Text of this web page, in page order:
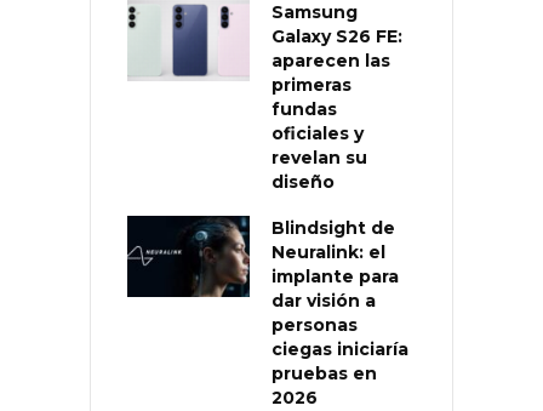
Samsung
Galaxy S26 FE:
aparecen las
primeras
fundas
oficiales y
revelan su
diseño
Blindsight de
Neuralink: el
implante para
dar visión a
personas
ciegas iniciaría
pruebas en
2026